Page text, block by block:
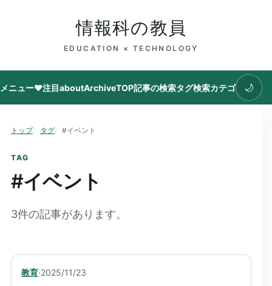
情報科の教員
EDUCATION × TECHNOLOGY
メニュー♥注目aboutArchiveTOP記事の検索タグ検索カテゴリ 🌙
トップ タグ #イベント
TAG
#イベント
3件の記事があります。
教育·2025/11/23